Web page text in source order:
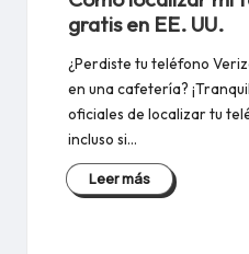
gratis en EE. UU.
¿Perdiste tu teléfono
en una cafetería?
oficiales de localizar tu
incluso si…
Leer más